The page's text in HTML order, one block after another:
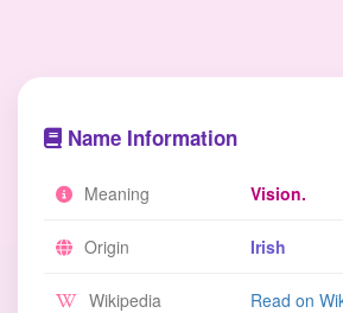
Name Information
Meaning Vision.
Origin Irish
Wikipedia Read on